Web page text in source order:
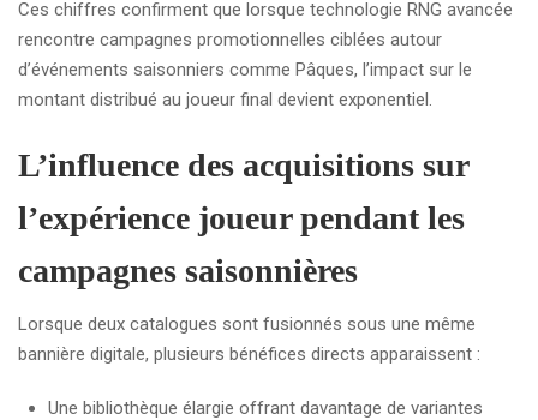
Ces chiffres confirment que lorsque technologie RNG avancée
rencontre campagnes promotionnelles ciblées autour
d’événements saisonniers comme Pâques, l’impact sur le
montant distribué au joueur final devient exponentiel.
L’influence des acquisitions sur
l’expérience joueur pendant les
campagnes saisonnières
Lorsque deux catalogues sont fusionnés sous une même
bannière digitale, plusieurs bénéfices directs apparaissent :
Une bibliothèque élargie offrant davantage de variantes